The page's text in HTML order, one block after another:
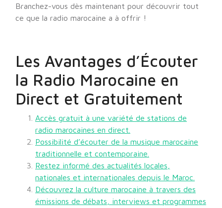
Branchez-vous dès maintenant pour découvrir tout
ce que la radio marocaine a à offrir !
Les Avantages d’Écouter
la Radio Marocaine en
Direct et Gratuitement
Accès gratuit à une variété de stations de
radio marocaines en direct.
Possibilité d’écouter de la musique marocaine
traditionnelle et contemporaine.
Restez informé des actualités locales,
nationales et internationales depuis le Maroc.
Découvrez la culture marocaine à travers des
émissions de débats, interviews et programmes